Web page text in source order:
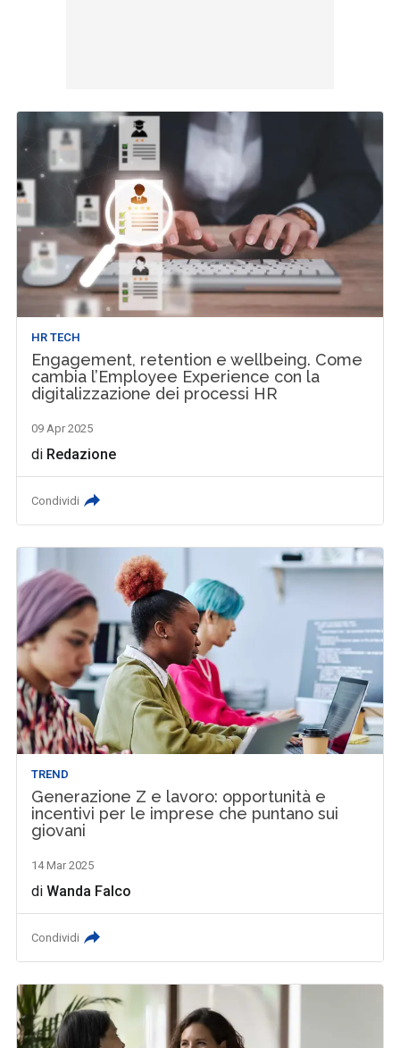
HR TECH
Engagement, retention e wellbeing. Come
cambia l’Employee Experience con la
digitalizzazione dei processi HR
09 Apr 2025
di Redazione
Condividi
TREND
Generazione Z e lavoro: opportunità e
incentivi per le imprese che puntano sui
giovani
14 Mar 2025
diWanda Falco
Condividi